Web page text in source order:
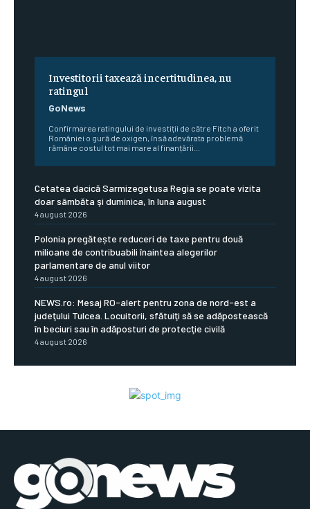
Investitorii taxează incertitudinea, nu
ratingul
GoNews
Confirmarea ratingului de investiții de către Fitch a oferit
României o gură de oxigen, însă adevărata problemă
rămâne costul tot mai mare al finanțării...
Cetatea dacică Sarmizegetusa Regia se poate vizita
doar sâmbăta şi duminica, în luna august
4 august 2026
Polonia pregătește reduceri de taxe pentru două
milioane de contribuabili înaintea alegerilor
parlamentare de anul viitor
4 august 2026
NEWS.ro: Mesaj RO-alert pentru zona de nord-est a
judeţului Tulcea. Locuitorii, sfătuiţi să se adăpostească
în beciuri sau în adăposturi de protecţie civilă
4 august 2026